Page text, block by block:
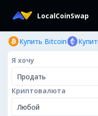
LocalCoinSwap
Купить Bitcoin
Я хочу
Продать
Криптовалюта
Любой